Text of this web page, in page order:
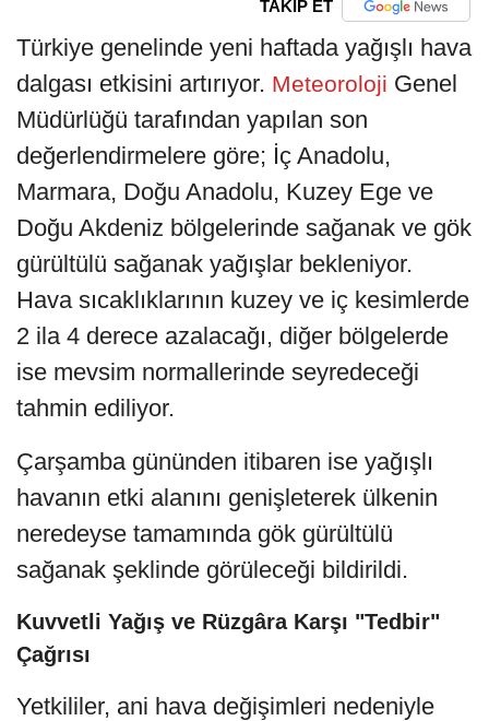
TAKİP ET
Türkiye genelinde yeni haftada yağışlı hava
dalgası etkisini artırıyor. Meteoroloji Genel
Müdürlüğü tarafından yapılan son
değerlendirmelere göre; İç Anadolu,
Marmara, Doğu Anadolu, Kuzey Ege ve
Doğu Akdeniz bölgelerinde sağanak ve gök
gürültülü sağanak yağışlar bekleniyor.
Hava sıcaklıklarının kuzey ve iç kesimlerde
2 ila 4 derece azalacağı, diğer bölgelerde
ise mevsim normallerinde seyredeceği
tahmin ediliyor.
Çarşamba gününden itibaren ise yağışlı
havanın etki alanını genişleterek ülkenin
neredeyse tamamında gök gürültülü
sağanak şeklinde görüleceği bildirildi.
Kuvvetli Yağış ve Rüzgâra Karşı "Tedbir"
Çağrısı
Yetkililer, ani hava değişimleri nedeniyle